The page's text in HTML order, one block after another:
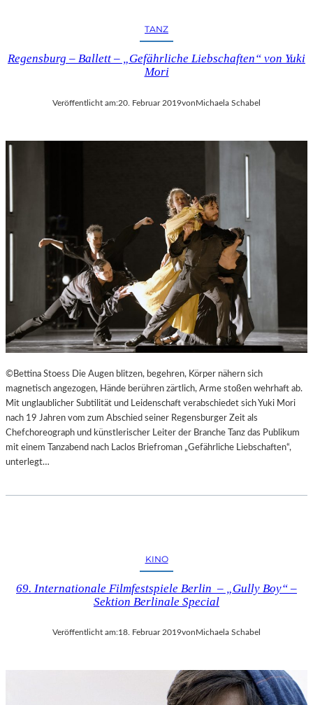
TANZ
Regensburg – Ballett – „Gefährliche Liebschaften“ von Yuki
Mori
Veröffentlicht am:20. Februar 2019vonMichaela Schabel
©Bettina Stoess Die Augen blitzen, begehren, Körper nähern sich
magnetisch angezogen, Hände berühren zärtlich, Arme stoßen wehrhaft ab.
Mit unglaublicher Subtilität und Leidenschaft verabschiedet sich Yuki Mori
nach 19 Jahren vom zum Abschied seiner Regensburger Zeit als
Chefchoreograph und künstlerischer Leiter der Branche Tanz das Publikum
mit einem Tanzabend nach Laclos Briefroman „Gefährliche Liebschaften“,
unterlegt…
KINO
69. Internationale Filmfestspiele Berlin – „Gully Boy“ –
Sektion Berlinale Special
Veröffentlicht am:18. Februar 2019vonMichaela Schabel